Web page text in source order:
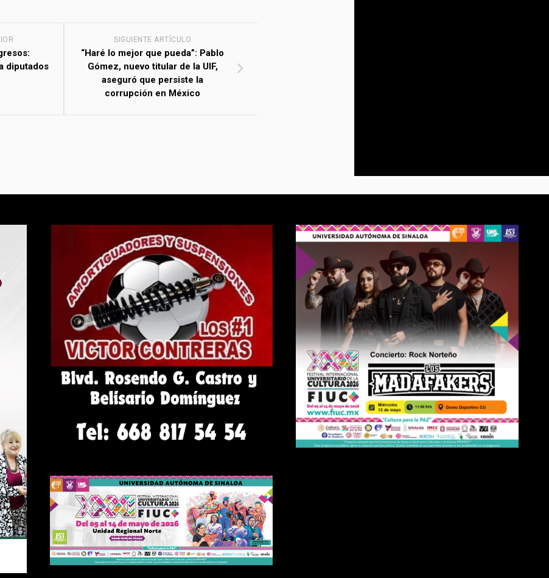
SIGUIENTE ARTÍCULO
“Haré lo mejor que pueda”: Pablo
Gómez, nuevo titular de la UIF,
aseguró que persiste la
corrupción en México
diputados